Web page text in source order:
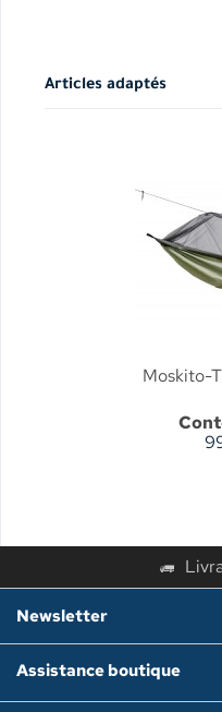
Articles adaptés
Moskito-
Newsletter
Assistance boutique